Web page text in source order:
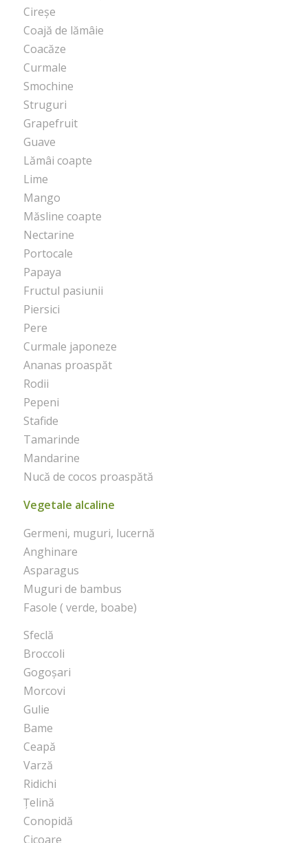
Cireșe
Coajă de lămâie
Coacăze
Curmale
Smochine
Struguri
Grapefruit
Guave
Lămâi coapte
Lime
Mango
Măsline coapte
Nectarine
Portocale
Papaya
Fructul pasiunii
Piersici
Pere
Curmale japoneze
Ananas proaspăt
Rodii
Pepeni
Stafide
Tamarinde
Mandarine
Nucă de cocos proaspătă
Vegetale alcaline
Germeni, muguri, lucernă
Anghinare
Asparagus
Muguri de bambus
Fasole ( verde, boabe)
Sfeclă
Broccoli
Gogoșari
Morcovi
Gulie
Bame
Ceapă
Varză
Ridichi
Țelină
Conopidă
Cicoare